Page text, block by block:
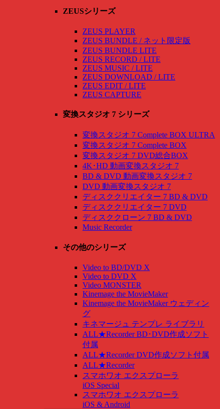
ZEUSシリーズ
ZEUS PLAYER
ZEUS BUNDLE / ネット限定版
ZEUS BUNDLE LITE
ZEUS RECORD / LITE
ZEUS MUSIC / LITE
ZEUS DOWNLOAD / LITE
ZEUS EDIT / LITE
ZEUS CAPTURE
変換スタジオ 7 シリーズ
変換スタジオ 7 Complete BOX ULTRA
変換スタジオ 7 Complete BOX
変換スタジオ 7 DVD総合BOX
4K･HD 動画変換スタジオ 7
BD & DVD 動画変換スタジオ 7
DVD 動画変換スタジオ 7
ディスククリエイター 7 BD & DVD
ディスククリエイター 7 DVD
ディスククローン 7 BD & DVD
Music Recorder
その他のシリーズ
Video to BD/DVD X
Video to DVD X
Video MONSTER
Kinemage the MovieMaker
Kinemage the MovieMaker ウェディン
グ
キネマージュ テンプレ ライブラリ
ALL★Recorder BD･DVD作成ソフト
付属
ALL★Recorder DVD作成ソフト付属
ALL★Recorder
スマホワオ エクスプローラ
iOS Special
スマホワオ エクスプローラ
iOS & Android